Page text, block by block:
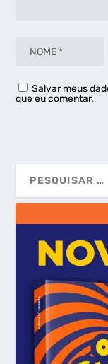
Salvar meus
que eu comentar.